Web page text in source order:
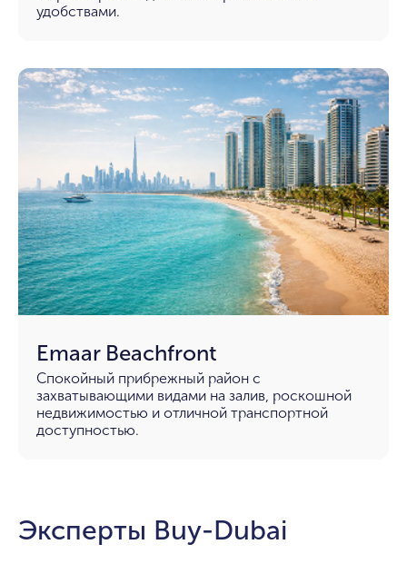
удобствами.
Emaar Beachfront
Спокойный прибрежный район с
захватывающими видами на залив, роскошной
недвижимостью и отличной транспортной
доступностью.
Эксперты Buy-Dubai